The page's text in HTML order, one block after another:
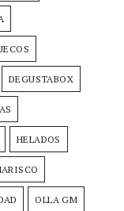
DEGUSTABOX
HELADOS
OLLA GM